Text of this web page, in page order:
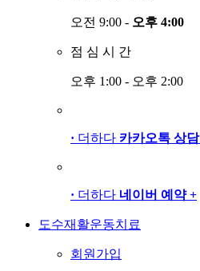
오전 9:00 - 오후 4:00
점 심 시 간
오후 1:00 - 오후 2:00
· 더하다 카카오톡 상담
· 더하다 네이버 예약 +
도수재활운동치료
회원가입